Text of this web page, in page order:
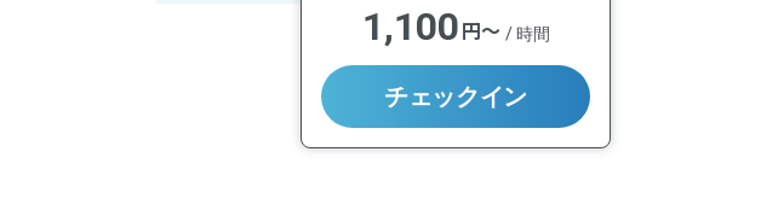
1,100 円〜 / 時間
チェックイン